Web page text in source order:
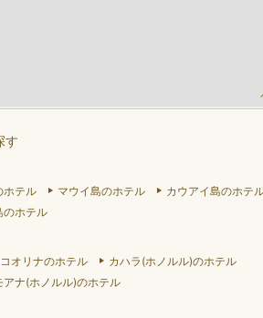
す
ホテル マウイ島のホテル
カウアイ島のホテ
のホテル
コオリナのホテル
カハラ(ホノルル)のホテル
アナ(ホノルル)のホテル